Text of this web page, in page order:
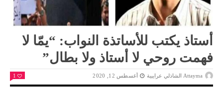
أستاذ يكتب للأساتذة النواب: “يمّا لا
فهمت روحي لا أستاذ ولا بطال”
Attayma الشاذلي عرايبية أغسطس 12, 2020 1